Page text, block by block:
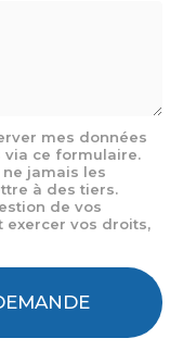
mes données
via ce formulaire.
jamais les
à des tiers.
de vos
exercer vos droits,